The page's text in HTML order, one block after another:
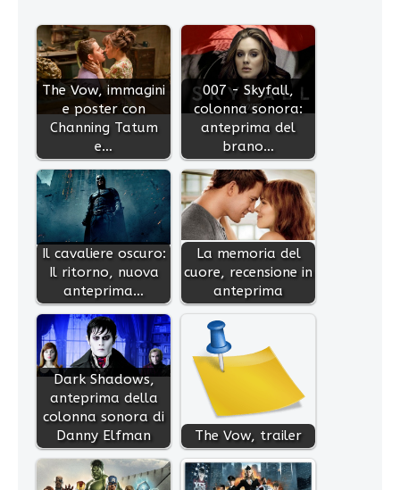
The Vow, immagini
e poster con
Channing Tatum
e…
007 - Skyfall,
colonna sonora:
anteprima del
brano…
Il cavaliere oscuro:
Il ritorno, nuova
anteprima…
La memoria del
cuore, recensione in
anteprima
Dark Shadows,
anteprima della
colonna sonora di
Danny Elfman
The Vow, trailer